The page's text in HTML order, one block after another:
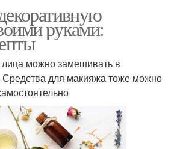
руками:
можно замешивать в
для макияжа тоже можно